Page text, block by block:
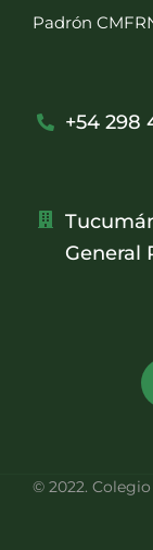
Padrón
+54 298
General
© 2022.